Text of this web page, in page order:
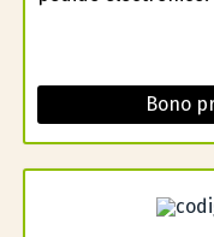
Bono